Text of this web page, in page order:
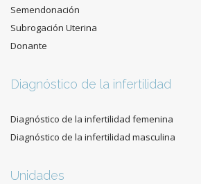
Semendonación
Subrogación Uterina
Donante
Diagnóstico de la infertilidad
Diagnóstico de la infertilidad femenina
Diagnóstico de la infertilidad masculina
Unidades